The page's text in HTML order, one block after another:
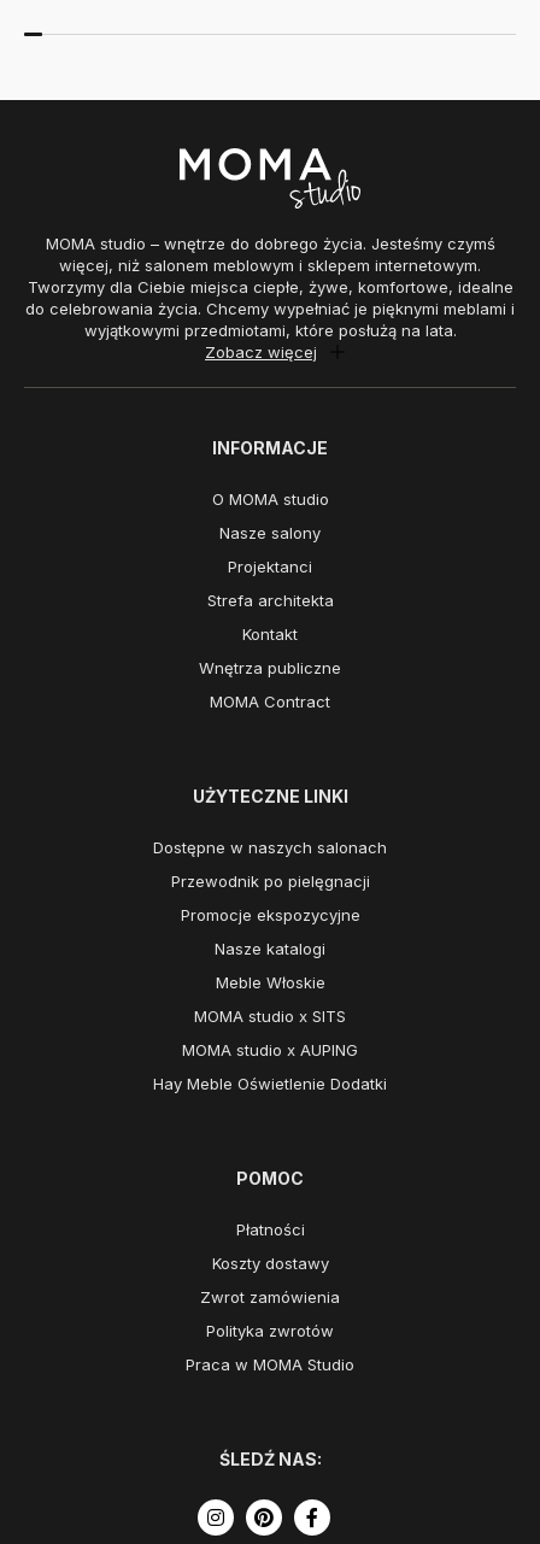
MOMA studio – wnętrze do dobrego życia. Jesteśmy czymś
więcej, niż salonem meblowym i sklepem internetowym.
Tworzymy dla Ciebie miejsca ciepłe, żywe, komfortowe, idealne
do celebrowania życia. Chcemy wypełniać je pięknymi meblami i
wyjątkowymi przedmiotami, które posłużą na lata.
Zobacz więcej
INFORMACJE
O MOMA studio
Nasze salony
Projektanci
Strefa architekta
Kontakt
Wnętrza publiczne
MOMA Contract
UŻYTECZNE LINKI
Dostępne w naszych salonach
Przewodnik po pielęgnacji
Promocje ekspozycyjne
Nasze katalogi
Meble Włoskie
MOMA studio x SITS
MOMA studio x AUPING
Hay Meble Oświetlenie Dodatki
POMOC
Płatności
Koszty dostawy
Zwrot zamówienia
Polityka zwrotów
Praca w MOMA Studio
ŚLEDŹ NAS: